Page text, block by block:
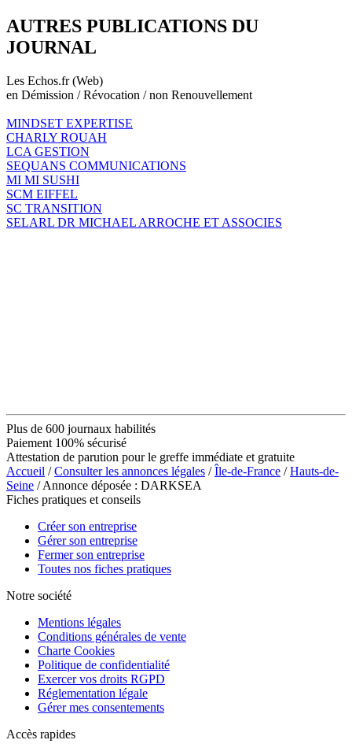
AUTRES PUBLICATIONS DU
JOURNAL
Les Echos.fr (Web)
en Démission / Révocation / non Renouvellement
MINDSET EXPERTISE
CHARLY ROUAH
LCA GESTION
SEQUANS COMMUNICATIONS
MI MI SUSHI
SCM EIFFEL
SC TRANSITION
SELARL DR MICHAEL ARROCHE ET ASSOCIES
Plus de 600 journaux habilités
Paiement 100% sécurisé
Attestation de parution pour le greffe immédiate et gratuite
Accueil /Consulter les annonces légales /Île-de-France /Hauts-de-
Seine / Annonce déposée : DARKSEA
Fiches pratiques et conseils
Créer son entreprise
Gérer son entreprise
Fermer son entreprise
Toutes nos fiches pratiques
Notre société
Mentions légales
Conditions générales de vente
Charte Cookies
Politique de confidentialité
Exercer vos droits RGPD
Réglementation légale
Gérer mes consentements
Accès rapides